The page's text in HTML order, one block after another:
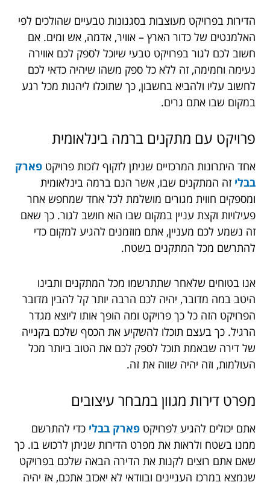
הדירות בפרויקט מעוצבות בסגנונות טבעיים שהולכים לפי
האלמנטים של כדור הארץ – אוויר, אדמה, אש ומים. אם
חשוב לכם לגור בפרויקט טבעי שיוכל לספק לכם אווירה
נעימה וחמימה, זה ללא כל ספק משהו שיהיה כדאי לכם
לחשוב עליו ולהביא בחשבון, כך שתוכלו ליהנות מכל רגע
במקום שבו אתם גרים.
פרויקט עם מתקנים ברמה בינלאומית
אחד היתרונות המרכזיים שניתן לזקוף לזכות פרויקט פארק
בבלי זה המתקנים שבו, אשר הנם ברמה בינלאומית
ומספקים חווית מגורים מושלמת לכל אחד שמחפש אחר
פעילויות וקצת עניין במקום שבו הוא חושב לגור. כך שאם
זה נשמע לכם מעניין, אתם מוזמנים להגיע למקום כדי
להתרשם מכל המתקנים בשטח.
אנו בטוחים שלאחר שתתרשמו מכל המתקנים ותבינו
היטב במה מדובר, יהיה לכם הרבה יותר קל להבין מדובר
הפרויקט הזה כל כך פרויקט ומה הופך אותו ליוצא מגדר
הרגיל. כך בעצם תוכלו להשקיע את הכסף שלכם בקנייה
של דירה שבאמת תוכל לספק לכם את הטוב ביותר מכל
העולמות, וזה יהיה שווה את זה.
מפרט דירות מגוון במבחר עיצובים
אתם יכולים להגיע לפרויקט פארק בבלי כדי להתרשם
ממנו בשטח ולראות את מפרט הדירות שניתן לרכוש בו. כך
שאם אתם רוצים לקנות את הדירה הבאה שלכם בפרויקט
שנמצא במרכז העניינים ובוודאי לא יאכזב אתכם, אז יהיה